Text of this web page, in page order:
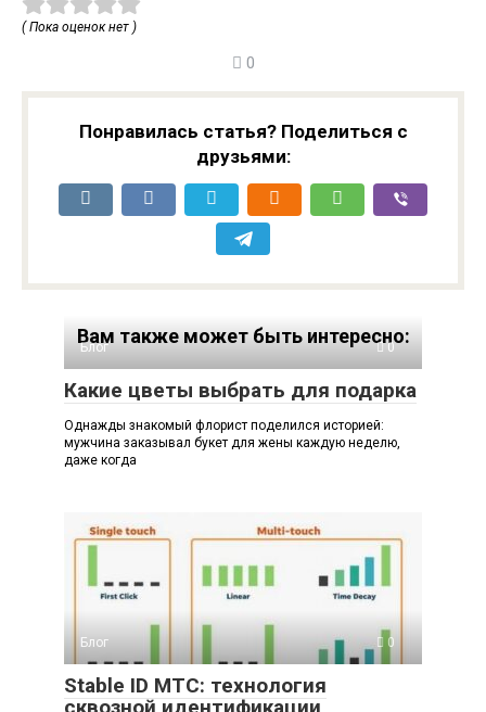
( Пока оценок нет )
0
Понравилась статья? Поделиться с
друзьями:
Вам также может быть интересно:
Блог 0
Какие цветы выбрать для подарка
Однажды знакомый флорист поделился историей:
мужчина заказывал букет для жены каждую неделю,
даже когда
Блог 0
Stable ID МТС: технология
сквозной идентификации